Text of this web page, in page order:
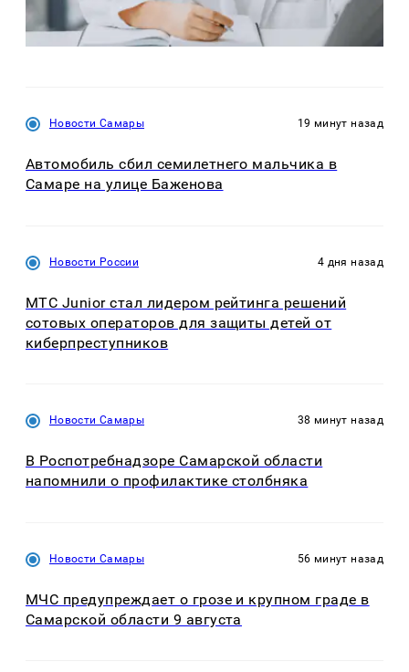
Новости Самары 19 минут назад
Автомобиль сбил семилетнего мальчика в
Самаре на улице Баженова
Новости России 4 дня назад
МТС Junior стал лидером рейтинга решений
сотовых операторов для защиты детей от
киберпреступников
Новости Самары 38 минут назад
В Роспотребнадзоре Самарской области
напомнили о профилактике столбняка
Новости Самары 56 минут назад
МЧС предупреждает о грозе и крупном граде в
Самарской области 9 августа